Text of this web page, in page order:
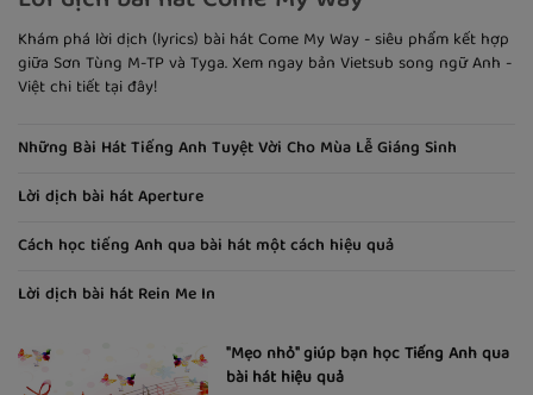
Khám phá lời dịch (lyrics) bài hát Come My Way - siêu phẩm kết hợp
giữa Sơn Tùng M-TP và Tyga. Xem ngay bản Vietsub song ngữ Anh -
Việt chi tiết tại đây!
Những Bài Hát Tiếng Anh Tuyệt Vời Cho Mùa Lễ Giáng Sinh
Lời dịch bài hát Aperture
Cách học tiếng Anh qua bài hát một cách hiệu quả
Lời dịch bài hát Rein Me In
"Mẹo nhỏ" giúp bạn học Tiếng Anh qua
bài hát hiệu quả